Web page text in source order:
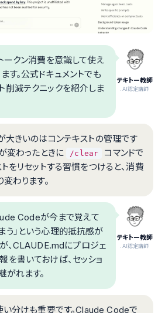
テキトー教師
.AI認定講師
ークン消費を意識して使え
す。公式ドキュメントでも
削減テクニックを紹介しま
大きいのはコンテキストの管理です
変わったときに
/clear
コマンドで
をリセットする習慣をつけると、消費
わります。
テキトー教師
.AI認定講師
Codeが今まで覚えて
う」という心理的抵抗感が
、CLAUDE.mdにプロジェ
を書いておけば、セッショ
がれます。
い分けも重要です。Claude Codeで